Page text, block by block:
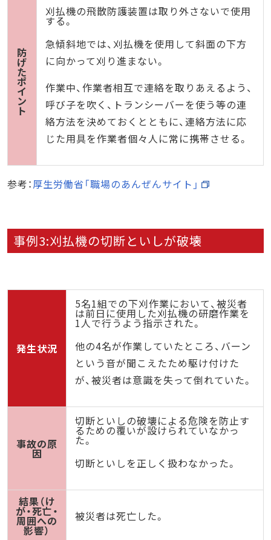
防
げ
た
ポ
イ
ン
ト
刈払機の飛散防護装置は取り外さないで使用
する。
急傾斜地では、刈払機を使用して斜面の下方
に向かって刈り進まない。
作業中、作業者相互で連絡を取りあえるよう、
呼び子を吹く、トランシーバーを使う等の連
絡方法を決めておくとともに、連絡方法に応
じた用具を作業者個々人に常に携帯させる。
参考：厚生労働省「職場のあんぜんサイト」
事例3:刈払機の切断といしが破壊
発生状況
5名1組での下刈作業において、被災者
は前日に使用した刈払機の研磨作業を
1人で行うよう指示された。
他の4名が作業していたところ、バーン
という音が聞こえたため駆け付けた
が、被災者は意識を失って倒れていた。
事故の原
因
切断といしの破壊による危険を防止す
るための覆いが設けられていなかっ
た。
切断といしを正しく扱わなかった。
結果（け
が・死亡・
周囲への
影響）
被災者は死亡した。